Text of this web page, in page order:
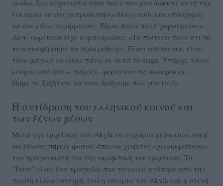
νιώθω. Σας ευχαριστώ τόσο πολύ που μου δώσατε αυτή την
ευκαιρία να σας εκπροσωπήσω όλους εσάς και υπόσχομαι
να σας κάνω περήφανους. Είμαι πάρα πολύ χαρούμενος».
Λίγο νωρίτερα είχε συμπληρώσει: «Το πίστευα πολύ ότι θα
τα καταφέρουμε να προκριθούμε. Είναι απίστευτο, είναι
τόσο μαγικό να είσαι πάνω σε αυτό το stage. Υπήρχε τόσος
κόσμος από κάτω, τσίριζε, φορούσαν τα σκουφάκια…
Πάμε το Σάββατο να τους δείξουμε πώς γίνεται!».
Η αντίδραση του ελληνικού κοινού και
των ξένων μέσων
Μετά την εμφάνιση του Akyla τα εγχώρια μέσα κοινωνική
δικτύωσης πήραν φωτιά, όπου οι χρήστες «χειροκρότησα»
τον τραγουδιστή για την εκρηκτική του εμφάνιση. Το
“Ferto” είναι ένα τραγούδι που το κοινό αγάπησε από την
πρώτη κιόλας στιγμή, ενώ η ιστορία του Akyla και η στενή